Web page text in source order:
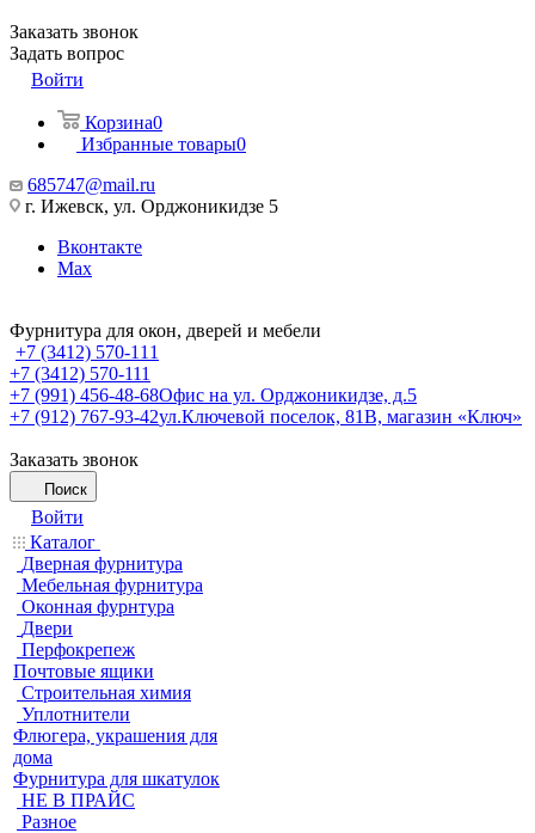
Заказать звонок
Задать вопрос
Войти
Корзина0
Избранные товары0
685747@mail.ru
г. Ижевск, ул. Орджоникидзе 5
Вконтакте
Max
Фурнитура для окон, дверей и мебели
+7 (3412) 570-111
+7 (3412) 570-111
+7 (991) 456-48-68Офис на ул. Орджоникидзе, д.5
+7 (912) 767-93-42ул.Ключевой поселок, 81В, магазин «Ключ»
Заказать звонок
Поиск
Войти
Каталог
Дверная фурнитура
Мебельная фурнитура
Оконная фурнтура
Двери
Перфокрепеж
Почтовые ящики
Строительная химия
Уплотнители
Флюгера, украшения для
дома
Фурнитура для шкатулок
НЕ В ПРАЙС
Разное